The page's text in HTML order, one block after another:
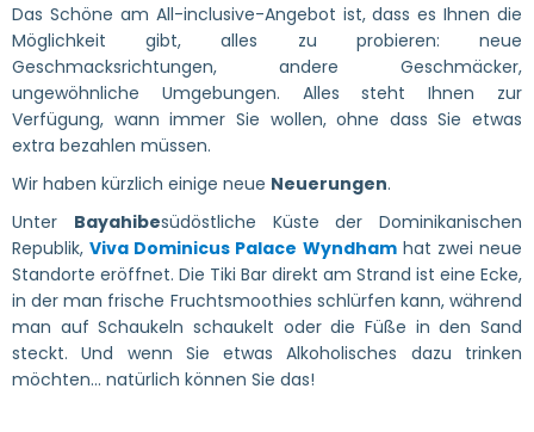
Das Schöne am All-inclusive-Angebot ist, dass es Ihnen die
Möglichkeit gibt, alles zu probieren: neue
Geschmacksrichtungen, andere Geschmäcker,
ungewöhnliche Umgebungen. Alles steht Ihnen zur
Verfügung, wann immer Sie wollen, ohne dass Sie etwas
extra bezahlen müssen.
Wir haben kürzlich einige neue Neuerungen.
Unter Bayahibesüdöstliche Küste der Dominikanischen
Republik,Viva Dominicus Palace Wyndhamhat zwei neue
Standorte eröffnet. Die Tiki Bar direkt am Strand ist eine Ecke,
in der man frische Fruchtsmoothies schlürfen kann, während
man auf Schaukeln schaukelt oder die Füße in den Sand
steckt. Und wenn Sie etwas Alkoholisches dazu trinken
möchten... natürlich können Sie das!